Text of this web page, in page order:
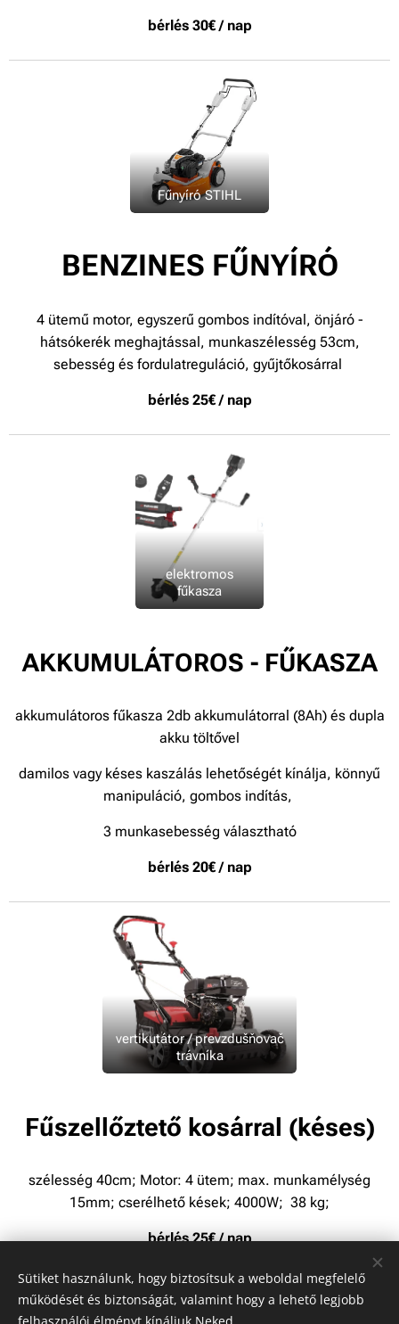
bérlés 30€ / nap
Fűnyíró STIHL
BENZINES FŰNYÍRÓ
4 ütemű motor, egyszerű gombos indítóval, önjáró -
hátsókerék meghajtással, munkaszélesség 53cm,
sebesség és fordulatreguláció, gyűjtőkosárral
bérlés 25€ / nap
elektromos
fűkasza
AKKUMULÁTOROS - FŰKASZA
akkumulátoros fűkasza 2db akkumulátorral (8Ah) és dupla
akku töltővel
damilos vagy késes kaszálás lehetőségét kínálja, könnyű
manipuláció, gombos indítás,
3 munkasebesség választható
bérlés 20€ / nap
vertikutátor / prevzdušňovač
trávníka
Fűszellőztető kosárral (késes)
szélesség 40cm; Motor: 4 ütem; max. munkamélység
15mm; cserélhető kések; 4000W; 38 kg;
bérlés 25€ / nap
Sütiket használunk, hogy biztosítsuk a weboldal megfelelő
működését és biztonságát, valamint hogy a lehető legjobb